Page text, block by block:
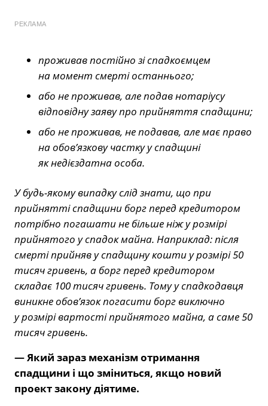
РЕКЛАМА
проживав постійно зі спадкоємцем
на момент смерті останнього;
або не проживав, але подав нотаріусу
відповідну заяву про прийняття спадщини;
або не проживав, не подавав, але має право
на обов’язкову частку у спадщині
як недієздатна особа.
У будь-якому випадку слід знати, що при
прийнятті спадщини борг перед кредитором
потрібно погашати не більше ніж у розмірі
прийнятого у спадок майна. Наприклад: після
смерті прийняв у спадщину кошти у розмірі 50
тисяч гривень, а борг перед кредитором
складає 100 тисяч гривень. Тому у спадкодавця
виникне обов’язок погасити борг виключно
у розмірі вартості прийнятого майна, а саме 50
тисяч гривень.
— Який зараз механізм отримання
спадщини і що зміниться, якщо новий
проект закону діятиме.